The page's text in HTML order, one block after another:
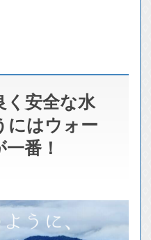
く安全な水
にはウォー
番！